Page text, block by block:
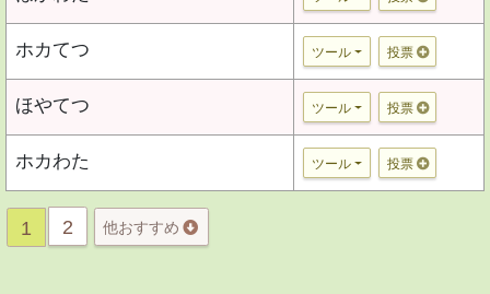
ホカてつ ツール 投票
ほやてつ ツール 投票
ホカわた ツール 投票
1 2 他おすすめ